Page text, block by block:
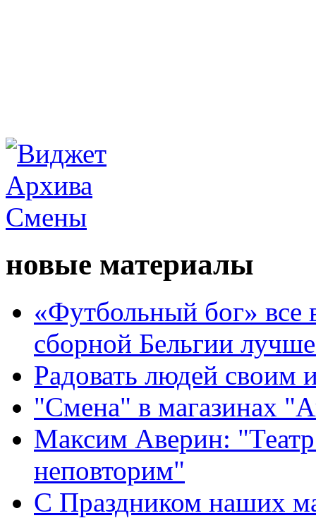
новые материалы
«Футбольный бог» все
сборной Бельгии
Радовать людей своим
"Смена" в магазинах
Максим Аверин:
неповторим"
С Праздником наших